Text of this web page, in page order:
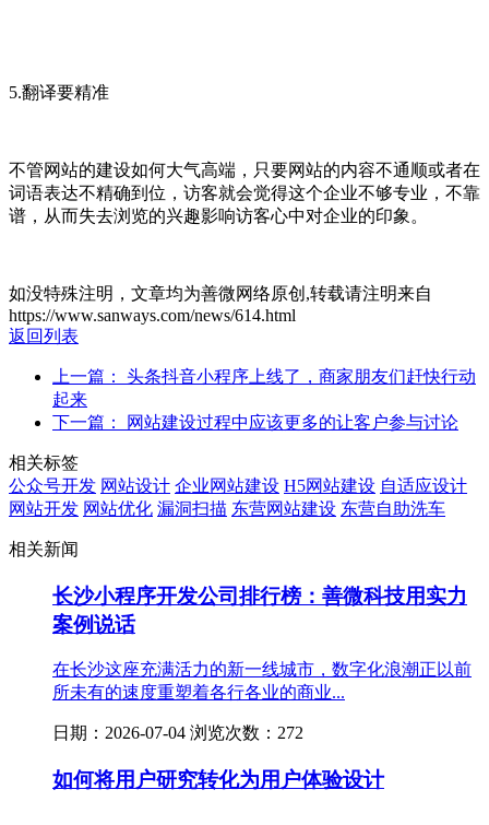
5.翻译要精准
不管网站的建设如何大气高端，只要网站的内容不通顺或者在
词语表达不精确到位，访客就会觉得这个企业不够专业，不靠
谱，从而失去浏览的兴趣影响访客心中对企业的印象。
如没特殊注明，文章均为善微网络原创,转载请注明来自
https://www.sanways.com/news/614.html
返回列表
上一篇： 头条抖音小程序上线了，商家朋友们赶快行动
起来
下一篇： 网站建设过程中应该更多的让客户参与讨论
相关标签
公众号开发 网站设计 企业网站建设 H5网站建设 自适应设计
网站开发 网站优化 漏洞扫描 东营网站建设 东营自助洗车
相关新闻
长沙小程序开发公司排行榜：善微科技用实力
案例说话
在长沙这座充满活力的新一线城市，数字化浪潮正以前
所未有的速度重塑着各行各业的商业...
日期：2026-07-04 浏览次数：272
如何将用户研究转化为用户体验设计